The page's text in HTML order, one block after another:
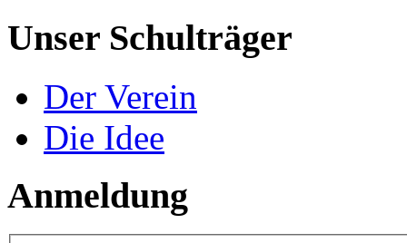
Unser Schulträger
Der Verein
Die Idee
Anmeldung